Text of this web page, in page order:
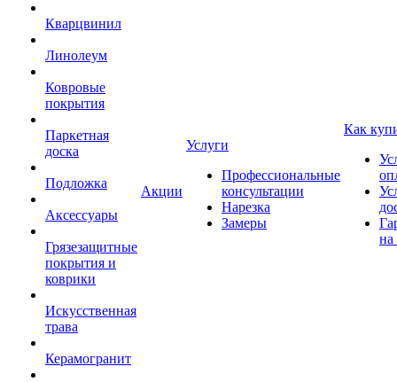
Кварцвинил
Линолеум
Ковровые
покрытия
Паркетная
доска
Подложка
Аксессуары
Грязезащитные
покрытия и
коврики
Искусственная
трава
Керамогранит
Акции
Услуги
Профессиональные
консультации
Нарезка
Замеры
Как
на